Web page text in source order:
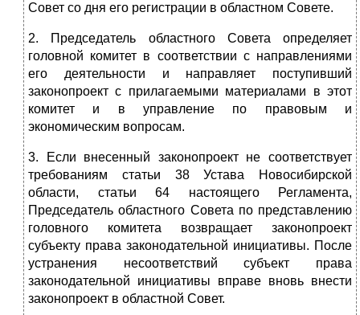
Совет со дня его регистрации в областном Совете.
2. Председатель областного Совета определяет
головной комитет в соответствии с направлениями
его деятельности и направляет поступивший
законопроект с прилагаемыми материалами в этот
комитет и в управление по правовым и
экономическим вопросам.
3. Если внесенный законопроект не соответствует
требованиям статьи 38 Устава Новосибирской
области, статьи 64 настоящего Регламента,
Председатель областного Совета по представлению
головного комитета возвращает законопроект
субъекту права законодательной инициативы. После
устранения несоответствий субъект права
законодательной инициативы вправе вновь внести
законопроект в областной Совет.